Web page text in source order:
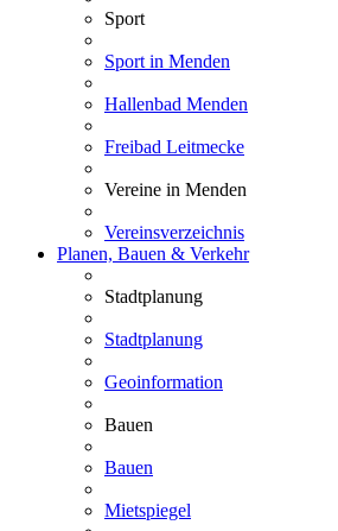
Sport
Sport in Menden
Hallenbad Menden
Freibad Leitmecke
Vereine in Menden
Vereinsverzeichnis
Planen, Bauen & Verkehr
Stadtplanung
Stadtplanung
Geoinformation
Bauen
Bauen
Mietspiegel